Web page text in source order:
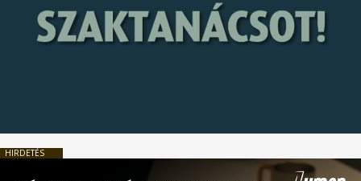
HIRDETÉS